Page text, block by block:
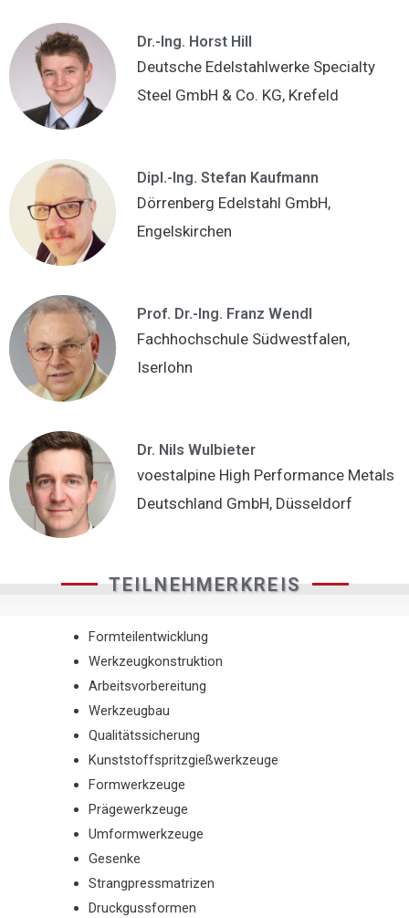
Dr.-Ing. Horst Hill
Deutsche Edelstahlwerke Specialty
Steel GmbH & Co. KG, Krefeld
Dipl.-Ing. Stefan Kaufmann
Dörrenberg Edelstahl GmbH,
Engelskirchen
Prof. Dr.-Ing. Franz Wendl
Fachhochschule Südwestfalen,
Iserlohn
Dr. Nils Wulbieter
voestalpine High Performance Metals
Deutschland GmbH, Düsseldorf
TEILNEHMERKREIS
Formteilentwicklung
Werkzeugkonstruktion
Arbeitsvorbereitung
Werkzeugbau
Qualitätssicherung
Kunststoffspritzgießwerkzeuge
Formwerkzeuge
Prägewerkzeuge
Umformwerkzeuge
Gesenke
Strangpressmatrizen
Druckgussformen